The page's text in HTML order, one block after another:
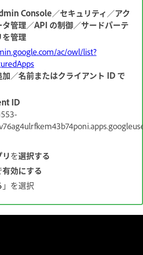
Console／セキュリティ ／アク
タ管理／API の制御／サードパーテ
を管理
ac/owl/list?
加／名前またはクライアント ID で
ID
を選択する
有効にする
」を選択